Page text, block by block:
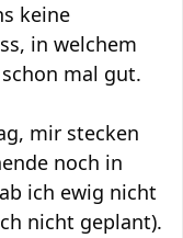
keine
in welchem
mal gut.
mir stecken
noch in
ich ewig nicht
nicht geplant).